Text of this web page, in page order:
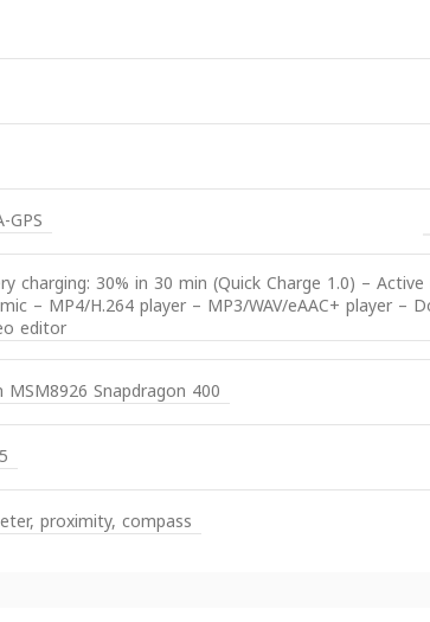
GPS
charging: 30% in 30 min (Quick Charge 1.0) –
– MP4/H.264 player – MP3/WAV/eAAC+ player –
editor
Snapdragon 400
proximity, compass